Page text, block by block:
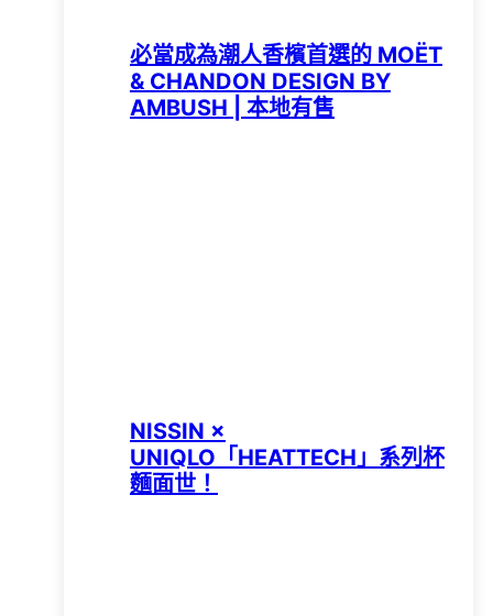
必當成為潮人香檳首選的 MOËT
& CHANDON DESIGN BY
AMBUSH | 本地有售
NISSIN ×
UNIQLO「HEATTECH」系列杯
麵面世！